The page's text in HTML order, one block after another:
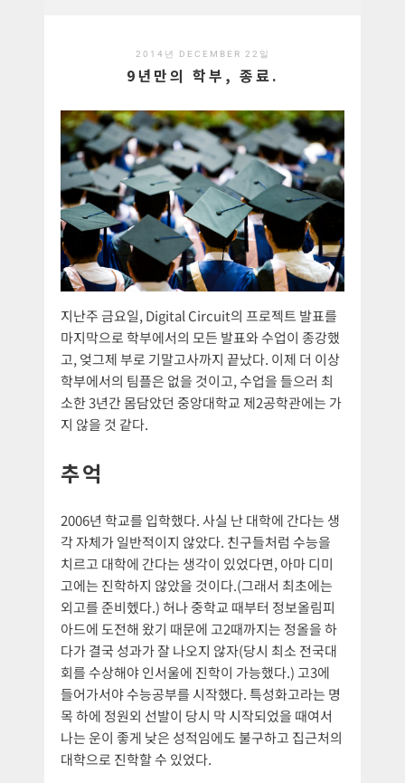
2014년 DECEMBER 22일
9년만의 학부, 종료.
지난주 금요일, Digital Circuit의 프로젝트 발표를
마지막으로 학부에서의 모든 발표와 수업이 종강했
고, 엊그제 부로 기말고사까지 끝났다. 이제 더 이상
학부에서의 팀플은 없을 것이고, 수업을 들으러 최
소한 3년간 몸담았던 중앙대학교 제2공학관에는 가
지 않을 것 같다.
추억
2006년 학교를 입학했다. 사실 난 대학에 간다는 생
각 자체가 일반적이지 않았다. 친구들처럼 수능을
치르고 대학에 간다는 생각이 있었다면, 아마 디미
고에는 진학하지 않았을 것이다.(그래서 최초에는
외고를 준비헸다.) 허나 중학교 때부터 정보올림피
아드에 도전해 왔기 때문에 고2때까지는 정올을 하
다가 결국 성과가 잘 나오지 않자(당시 최소 전국대
회를 수상해야 인서울에 진학이 가능했다.) 고3에
들어가서야 수능공부를 시작했다. 특성화고라는 명
목 하에 정원외 선발이 당시 막 시작되었을 때여서
나는 운이 좋게 낮은 성적임에도 불구하고 집근처의
대학으로 진학할 수 있었다.